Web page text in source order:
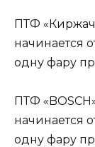
ПТФ
начинается
одну фару
ПТФ
начинается
одну фару